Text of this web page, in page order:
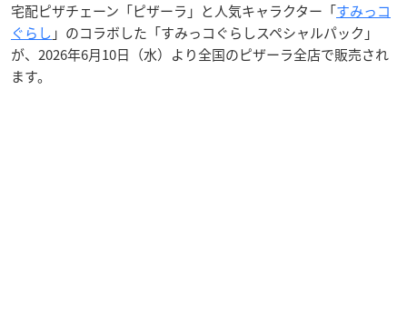
宅配ピザチェーン「ピザーラ」と人気キャラクター「すみっコ
ぐらし 」のコラボした「すみっコぐらしスペシャルパック」
が、2026年6月10日（水）より全国のピザーラ全店で販売され
ます。